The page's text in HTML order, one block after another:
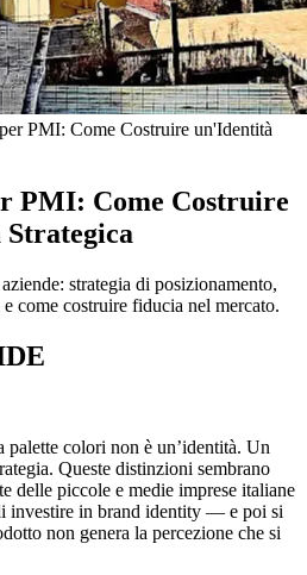
PMI: Come Costruire un'Identità
PMI: Come Costruire
strategia di posizionamento,
come costruire fiducia nel mercato.
colori non è un’identità. Un
Queste distinzioni sembrano
delle piccole e medie imprese italiane
investire in brand identity — e poi si
non genera la percezione che si